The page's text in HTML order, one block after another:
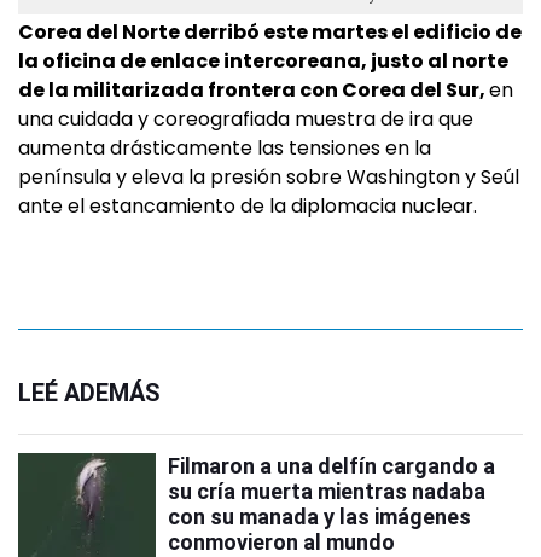
Corea del Norte derribó este martes el edificio de
la oficina de enlace intercoreana, justo al norte
de la militarizada frontera con Corea del Sur,en
una cuidada y coreografiada muestra de ira que
aumenta drásticamente las tensiones en la
península y eleva la presión sobre Washington y Seúl
ante el estancamiento de la diplomacia nuclear.
LEÉ ADEMÁS
Filmaron a una delfín cargando a
su cría muerta mientras nadaba
con su manada y las imágenes
conmovieron al mundo